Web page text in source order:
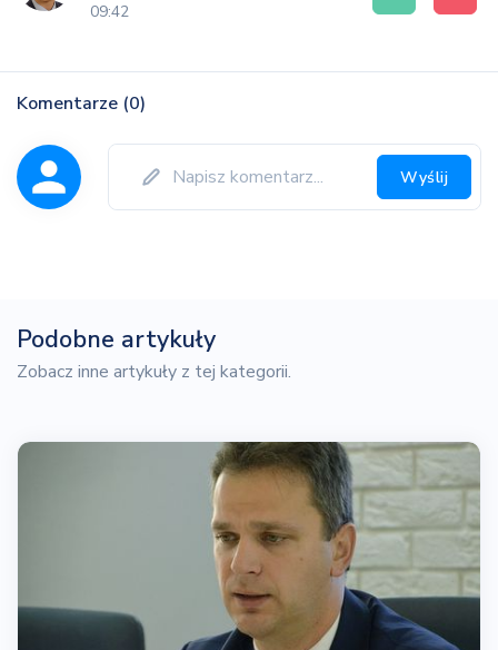
09:42
Komentarze (0)
Wyślij
Podobne artykuły
Zobacz inne artykuły z tej kategorii.